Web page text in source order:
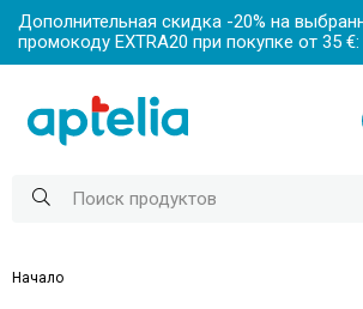
Дополнительная скидка -20% на
промокоду EXTRA20 при покупке от 35 €:
Начало